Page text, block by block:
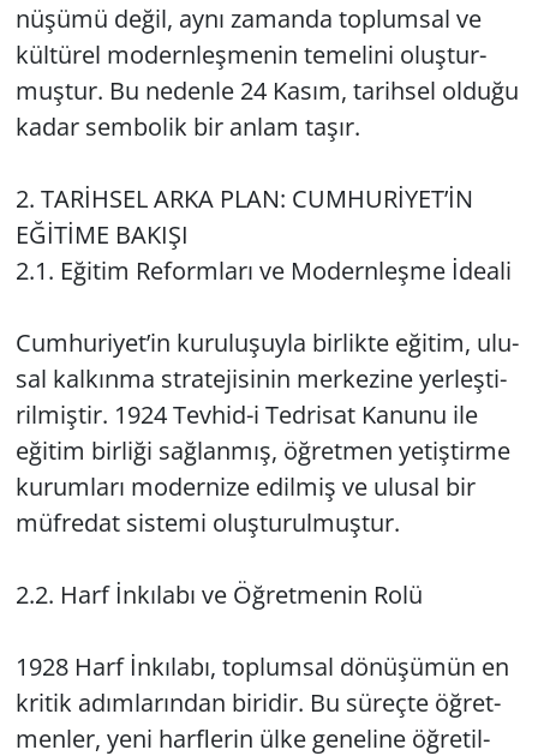
nü­şü­mü değil, aynı za­man­da top­lum­sal ve
kül­tü­rel mo­dern­leş­me­nin te­me­li­ni oluş­tur­
muş­tur. Bu ne­den­le 24 Kasım, ta­rih­sel ol­du­ğu
kadar sem­bo­lik bir anlam taşır.
2. TARİHSEL ARKA PLAN: CUM­HURİYET’İN
EĞİTİME BA­KI­ŞI
2.1. Eği­tim Re­form­la­rı ve Mo­dern­leş­me İdeali
Cum­hu­ri­yet’in ku­ru­lu­şuy­la bir­lik­te eği­tim, ulu­
sal kal­kın­ma st­ra­te­ji­si­nin mer­ke­zi­ne yer­leş­ti­
ril­miş­tir. 1924 Tev­hid-i Ted­ri­sat Ka­nu­nu ile
eği­tim bir­li­ği sağ­lan­mış, öğ­ret­men ye­tiş­tir­me
ku­rum­la­rı mo­der­ni­ze edil­miş ve ulu­sal bir
müf­re­dat sis­te­mi oluş­tu­rul­muş­tur.
2.2. Harf İnkı­la­bı ve Öğ­ret­me­nin Rolü
1928 Harf İnkı­la­bı, top­lum­sal dö­nü­şü­mün en
kri­tik adım­la­rın­dan bi­ri­dir. Bu sü­reç­te öğ­ret­
men­ler, yeni harf­le­rin ülke ge­ne­li­ne öğ­re­til­